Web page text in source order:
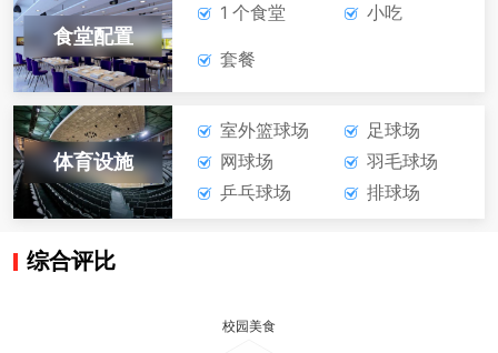
食堂配置
1 个食堂 小吃
套餐
体育设施
室外篮球场
足球场
网球场
羽毛球场
乒乓球场
排球场
综合评比